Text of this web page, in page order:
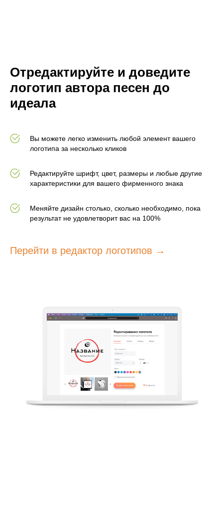
Отредактируйте и доведите
логотип автора песен до
идеала
Вы можете легко изменить любой элемент вашего
логотипа за несколько кликов
Редактируйте шрифт, цвет, размеры и любые другие
характеристики для вашего фирменного знака
Меняйте дизайн столько, сколько необходимо, пока
результат не удовлетворит вас на 100%
Перейти в редактор логотипов